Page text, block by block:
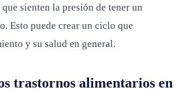
sienten la presión de tener un
Esto puede crear un ciclo que
y su salud en general.
trastornos alimentarios en